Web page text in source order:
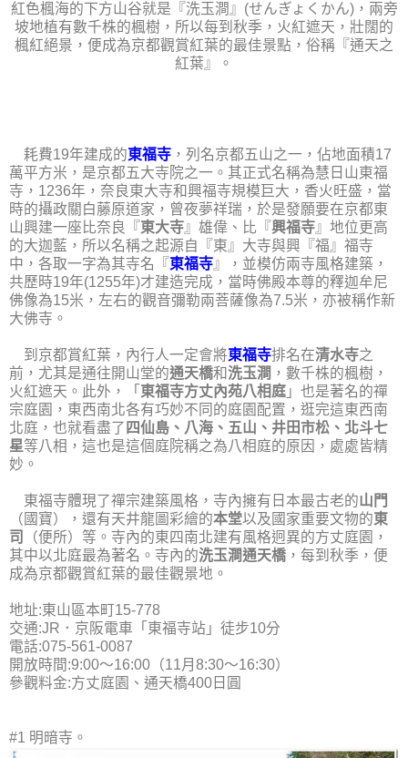
紅色楓海的下方山谷就是『洗玉澗』(せんぎょくかん)，兩旁
坡地植有數千株的楓樹，所以每到秋季，火紅遮天，壯闊的
楓紅絕景，便成為京都觀賞紅葉的最佳景點，俗稱『通天之
紅葉』。
耗費19年建成的東福寺 ，列名京都五山之一，佔地面積17
萬平方米，是京都五大寺院之一。其正式名稱為慧日山東福
寺，1236年，奈良東大寺和興福寺規模巨大，香火旺盛，當
時的攝政關白藤原道家，曾夜夢祥瑞，於是發願要在京都東
山興建一座比奈良『東大寺』雄偉、比『興福寺』地位更高
的大迦藍，所以名稱之起源自『東』大寺與興『福』福寺
中，各取一字為其寺名『東福寺』，並模仿兩寺風格建築，
共歷時19年(1255年)才建造完成，當時佛殿本尊的釋迦牟尼
佛像為15米，左右的觀音彌勒兩菩薩像為7.5米，亦被稱作新
大佛寺。
到京都賞紅葉，內行人一定會將東福寺排名在清水寺之
前，尤其是通往開山堂的通天橋和洗玉澗 ，數千株的楓樹，
火紅遮天。此外，「 東福寺方丈內苑八相庭 」也是著名的禪
宗庭園，東西南北各有巧妙不同的庭園配置，逛完這東西南
北庭，也就看盡了 四仙島、八海、五山、井田市松、北斗七
星等八相，這也是這個庭院稱之為八相庭的原因，處處皆精
妙。
東福寺體現了禪宗建築風格，寺內擁有日本最古老的山門
（國寶），還有天井龍圖彩繪的本堂以及國家重要文物的東
司
（便所）等。寺內的東四南北建有風格迥異的方丈庭園，
其中以北庭最為著名。寺內的洗玉澗通天橋 ，每到秋季，便
成為京都觀賞紅葉的最佳觀景地。
地址:東山區本町15-778
交通:JR．京阪電車「東福寺站」徒步10分
電話:075-561-0087
開放時間:9:00～16:00（11月8:30～16:30）
參觀料金:方丈庭園、通天橋400日圓
#1 明暗寺。